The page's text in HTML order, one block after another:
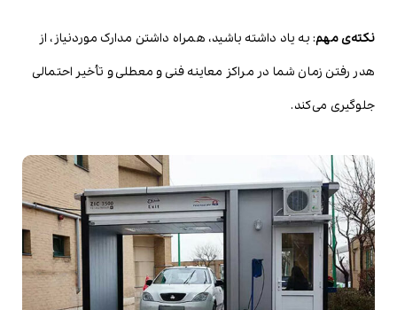
نکته‌ی مهم: به یاد داشته باشید، همراه داشتن مدارک موردنیاز، از
هدر رفتن زمان شما در مراکز معاینه فنی و معطلی و تأخیر احتمالی
جلوگیری می‌کند.